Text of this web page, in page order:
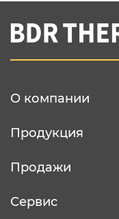
Вы соглашаетесь
О компании
Продукция
Продажи
Сервис